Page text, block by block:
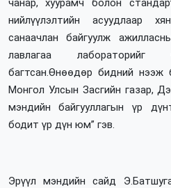
чанар, хуурамч болон
нийлүүлэлтийн асуудлаар
санаачлан байгуулж
лавлагаа лабораторийг
багтсан.Өнөөдөр бидний нээж
Монгол Улсын Засгийн газар,
мэндийн байгууллагын үр
бодит үр дүн юм” гэв.
Эрүүл мэндийн сайд